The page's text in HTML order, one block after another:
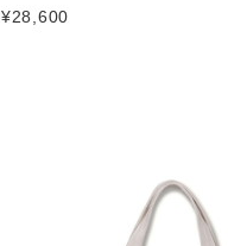
¥28,600